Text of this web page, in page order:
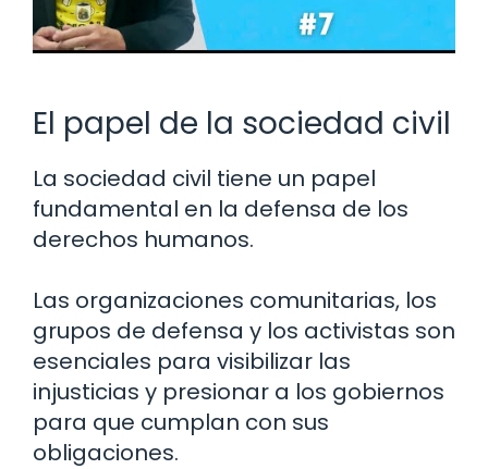
El papel de la sociedad civil
La sociedad civil tiene un papel
fundamental en la defensa de los
derechos humanos.
Las organizaciones comunitarias, los
grupos de defensa y los activistas son
esenciales para visibilizar las
injusticias y presionar a los gobiernos
para que cumplan con sus
obligaciones.